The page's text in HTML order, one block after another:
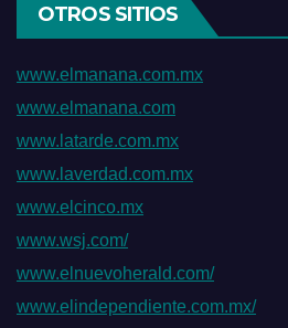
OTROS SITIOS
www.elmanana.com.mx
www.elmanana.com
www.latarde.com.mx
www.laverdad.com.mx
www.elcinco.mx
www.wsj.com/
www.elnuevoherald.com/
www.elindependiente.com.mx/